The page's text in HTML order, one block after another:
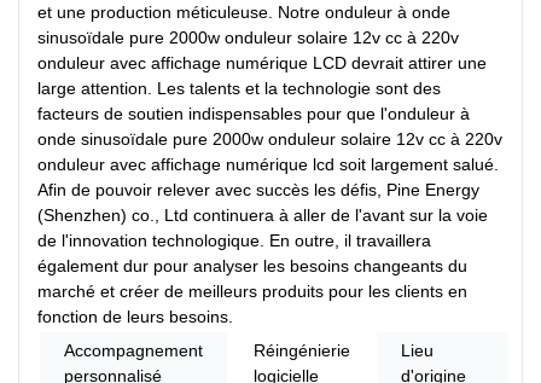
et une production méticuleuse. Notre onduleur à onde
sinusoïdale pure 2000w onduleur solaire 12v cc à 220v
onduleur avec affichage numérique LCD devrait attirer une
large attention. Les talents et la technologie sont des
facteurs de soutien indispensables pour que l'onduleur à
onde sinusoïdale pure 2000w onduleur solaire 12v cc à 220v
onduleur avec affichage numérique lcd soit largement salué.
Afin de pouvoir relever avec succès les défis, Pine Energy
(Shenzhen) co., Ltd continuera à aller de l'avant sur la voie
de l'innovation technologique. En outre, il travaillera
également dur pour analyser les besoins changeants du
marché et créer de meilleurs produits pour les clients en
fonction de leurs besoins.
Accompagnement
personnalisé
Réingénierie
logicielle
Lieu
d'origine